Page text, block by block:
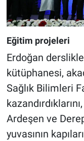
Eğitim projeleri
Erdoğan
kütüphanesi,
Sağlık Bilimleri
Ardeşen ve
yuvasının